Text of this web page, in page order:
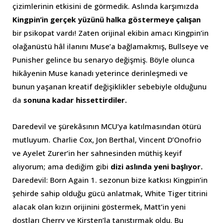
çizimlerinin etkisini de görmedik. Aslında karşımızda
Kingpin’in gerçek yüzünü halka göstermeye çalışan
bir psikopat vardı! Zaten orijinal ekibin amacı Kingpin’in
olağanüstü hâl ilanını Muse’a bağlamakmış, Bullseye ve
Punisher gelince bu senaryo değişmiş. Böyle olunca
hikâyenin Muse kanadı yeterince derinleşmedi ve
bunun yaşanan kreatif değişiklikler sebebiyle olduğunu
da sonuna kadar hissettirdiler.
Daredevil ve şürekâsının MCU’ya katılmasından ötürü
mutluyum. Charlie Cox, Jon Berthal, Vincent D’Onofrio
ve Ayelet Zurer’in her sahnesinden müthiş keyif
alıyorum; ama dediğim gibi dizi aslında yeni başlıyor.
Daredevil: Born Again 1. sezonun bize katkısı Kingpin’in
şehirde sahip olduğu gücü anlatmak, White Tiger titrini
alacak olan kızın orijinini göstermek, Matt’in yeni
dostları Cherry ve Kirsten’la tanıştırmak oldu. Bu